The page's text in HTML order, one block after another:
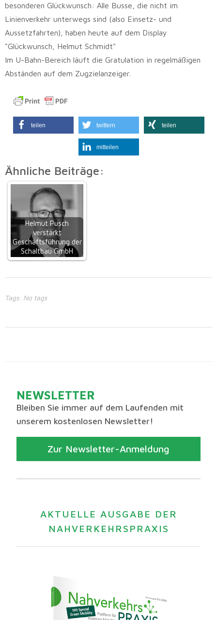
besonderen Glückwunsch: Alle Busse, die nicht im
Linienverkehr unterwegs sind (also Einsetz- und
Aussetzfahrten), haben heute auf dem Display
"Glückwunsch, Helmut Schmidt"
Im U-Bahn-Bereich läuft die Gratulation in regelmäßigen
Abständen auf dem Zugzielanzeiger.
teilen twittern teilen
mitteilen
Ähnliche Beiträge:
Helmut Pusch
verstärkt
Geschäftsführung der
Schaltbau GmbH
Tags: No tags
NEWSLETTER
Bleiben Sie immer auf dem Laufenden mit
unserem kostenlosen Newsletter!
Zur Newsletter-Anmeldung
AKTUELLE AUSGABE DER
NAHVERKEHRSPRAXIS